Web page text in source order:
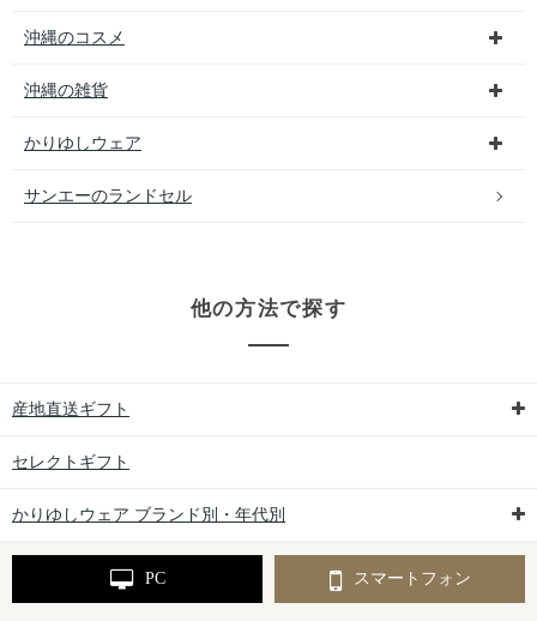
沖縄のコスメ
沖縄の雑貨
かりゆしウェア
サンエーのランドセル
他の方法で探す
産地直送ギフト
セレクトギフト
かりゆしウェア ブランド別・年代別
PC スマートフォン